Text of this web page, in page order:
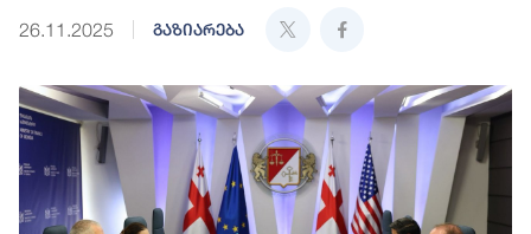
26.11.2025 გაზიარება